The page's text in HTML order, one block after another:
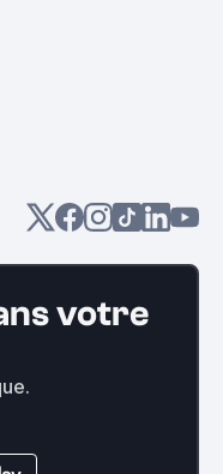
votre